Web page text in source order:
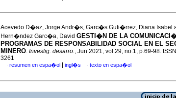
Acevedo D�az, Jorge Andr�s, Garc�s Guti�rrez, Diana Isabel
Hern�ndez Garc�a, David GESTI�N DE LA
PROGRAMAS DE RESPONSABILIDAD SOCIAL EN EL
MINERO. Investig. desarro., Jun 2021, vol.29, no.1, p.69-98.
3261
· resumen en espa�ol ingl�s · texto en espa�ol